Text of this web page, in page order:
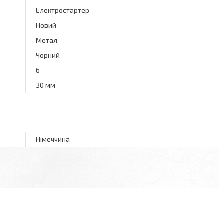
Електростартер
Новий
Метал
Чорний
6
30 мм
Німеччина